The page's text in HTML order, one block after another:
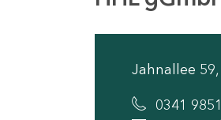
Jahnallee
0341